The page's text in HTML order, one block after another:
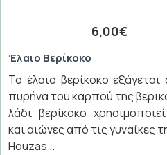
6,00€
Έλαιο Βερίκοκο
Το έλαιο βερίκοκο
πυρήνα του καρπού της
λάδι βερίκοκο
και αιώνες από τις γυναίκες
Houzas ..